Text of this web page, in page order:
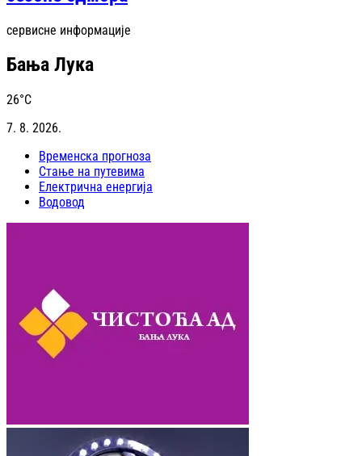
сервисне информације
Бања Лука
26°C
7. 8. 2026.
Временска прогноза
Стање на путевима
Електрична енергија
Водовод